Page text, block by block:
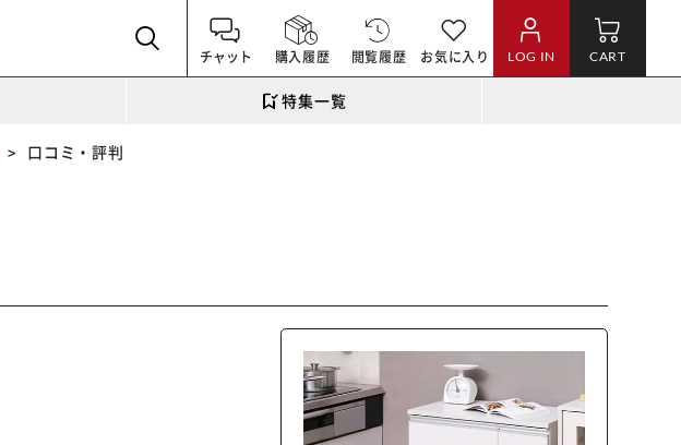
チャット 購入履歴 閲覧履歴 お気に入り LOG IN CART
特集一覧
口コミ・評判